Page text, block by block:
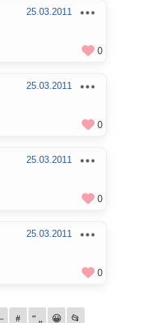
25.03.2011
0
25.03.2011
0
25.03.2011
0
25.03.2011
0